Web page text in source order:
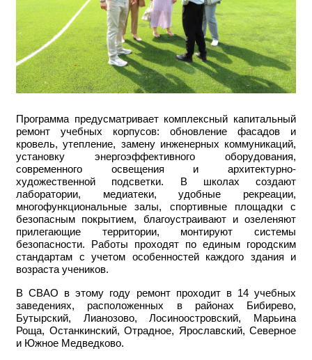
Программа предусматривает комплексный капитальный
ремонт учебных корпусов: обновление фасадов и
кровель, утепление, замену инженерных коммуникаций,
установку энергоэффективного оборудования,
современного освещения и архитектурно-
художественной подсветки. В школах создают
лаборатории, медиатеки, удобные рекреации,
многофункциональные залы, спортивные площадки с
безопасным покрытием, благоустраивают и озеленяют
прилегающие территории, монтируют системы
безопасности. Работы проходят по единым городским
стандартам с учетом особенностей каждого здания и
возраста учеников.
В СВАО в этому году ремонт проходит в 14 учебных
заведениях, расположенных в районах Бибирево,
Бутырский, Лианозово, Лосиноостровский, Марьина
Роща, Останкинский, Отрадное, Ярославский, Северное
и Южное Медведково.